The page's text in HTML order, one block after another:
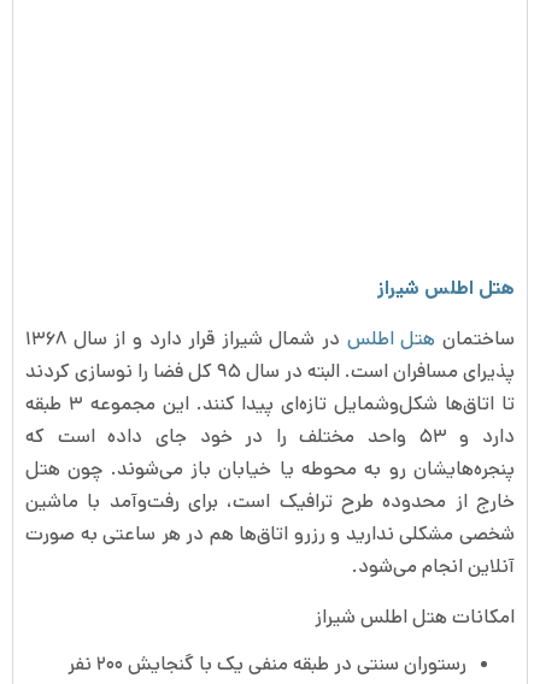
هتل اطلس شیراز
ساختمان هتل اطلس
در شمال شیراز قرار دارد و از سال ۱۳۶۸
پذیرای مسافران است. البته در سال ۹۵ کل فضا را نوسازی کردند
تا اتاق‌ها شکل‌وشمایل تازه‌ای پیدا کنند. این مجموعه ۳ طبقه
دارد و ۵۳ واحد مختلف را در خود جای داده است که
پنجره‌هایشان رو به محوطه یا خیابان باز می‌شوند. چون هتل
خارج از محدوده طرح ترافیک است، برای رفت‌وآمد با ماشین
شخصی مشکلی ندارید و رزرو اتاق‌ها هم در هر ساعتی به صورت
آنلاین انجام می‌شود.
امکانات هتل اطلس شیراز
رستوران سنتی در طبقه منفی یک با گنجایش ۲۰۰ نفر